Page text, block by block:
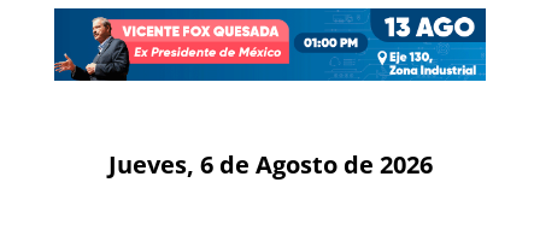
Jueves, 6 de Agosto de 2026